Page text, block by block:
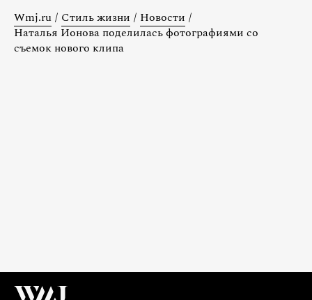
Wmj.ru / Стиль жизни / Новости /
Наталья Ионова поделилась фотографиями со
съемок нового клипа